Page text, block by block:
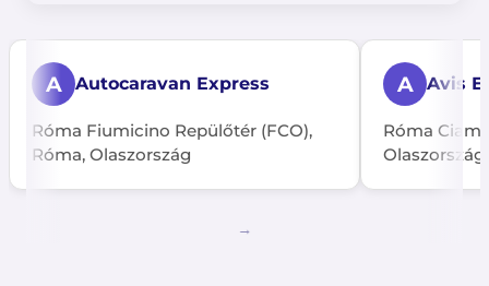
A Autocaravan Express
Róma Fiumicino Repülőtér (FCO),
Róma, Olaszország
A Avis
Róma
Olaszország